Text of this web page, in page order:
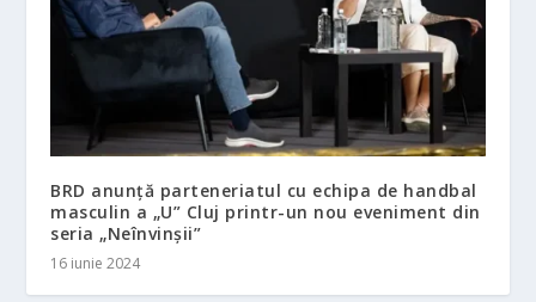
BRD anunță parteneriatul cu echipa de handbal
masculin a „U” Cluj printr-un nou eveniment din
seria „Neînvinșii”
16 iunie 2024